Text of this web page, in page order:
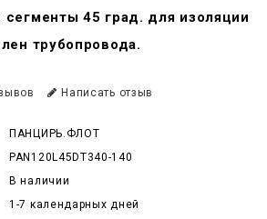
45 град. для изоляции
трубопровода.
Написать отзыв
ПАНЦИРЬ.ФЛОТ
PAN120L45DT340-140
В наличии
1-7 календарных дней